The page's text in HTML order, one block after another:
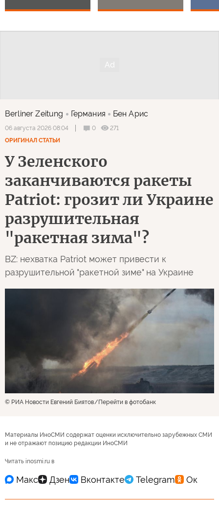
Berliner Zeitung Германия Бен Арис
06 августа 2026 08:04 0
271
ОРИГИНАЛ СТАТЬИ
У Зеленского
заканчиваются ракеты
Patriot: грозит ли Украине
разрушительная
"ракетная зима"?
BZ: нехватка Patriot может привести к
разрушительной "ракетной зиме" на Украине
© РИА Новости Евгений Биятов Перейти в фотобанк
Материалы ИноСМИ содержат оценки исключительно зарубежных СМИ
и не отражают позицию редакции ИноСМИ
Читать inosmi.ru в